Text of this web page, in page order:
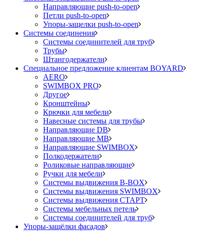
Направляющие push-to-open
Петли push-to-open
Упоры-защелки push-to-open
Системы соединения
Системы соединителей для труб
Трубы
Штангодержатели
Специальное предложение клиентам BOYARD
AERO
SWIMBOX PRO
Другое
Кронштейны
Крючки для мебели
Навесные системы для трубы
Направляющие DB
Направляющие MB
Направляющие SWIMBOX
Полкодержатели
Роликовые направляющие
Ручки для мебели
Системы выдвижения B-BOX
Системы выдвижения SWIMBOX
Системы выдвижения СТАРТ
Системы мебельных петель
Системы соединителей для труб
Упоры-защёлки фасадов